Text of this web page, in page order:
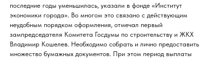
последние годы уменьшилась, указали в фонде «Институт
экономики города». Во многом это связано с действующим
неудобным порядком оформления, отмечал первый
зампредседателя Комитета Госдумы по строительству и ЖКХ
Владимир Кошелев. Необходимо собрать и лично предоставить
множество бумажных документов. При этом период выплаты